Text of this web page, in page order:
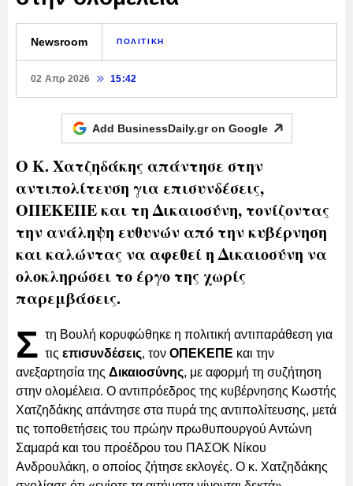
Newsroom ΠΟΛΙΤΙΚΗ
02 Απρ 2026 15:42
Add BusinessDaily.gr on Google
Ο Κ. Χατζηδάκης απάντησε στην
αντιπολίτευση για επισυνδέσεις,
ΟΠΕΚΕΠΕ και τη Δικαιοσύνη, τονίζοντας
την ανάληψη ευθυνών από την κυβέρνηση
και καλώντας να αφεθεί η Δικαιοσύνη να
ολοκληρώσει το έργο της χωρίς
παρεμβάσεις.
Σ τη Βουλή κορυφώθηκε η πολιτική αντιπαράθεση για
τις επισυνδέσεις, τον ΟΠΕΚΕΠΕ και την
ανεξαρτησία της Δικαιοσύνης, με αφορμή τη συζήτηση
στην ολομέλεια. Ο αντιπρόεδρος της κυβέρνησης Κωστής
Χατζηδάκης απάντησε στα πυρά της αντιπολίτευσης, μετά
τις τοποθετήσεις του πρώην πρωθυπουργού Αντώνη
Σαμαρά και του προέδρου του ΠΑΣΟΚ Νίκου
Ανδρουλάκη, ο οποίος ζήτησε εκλογές. Ο κ. Χατζηδάκης